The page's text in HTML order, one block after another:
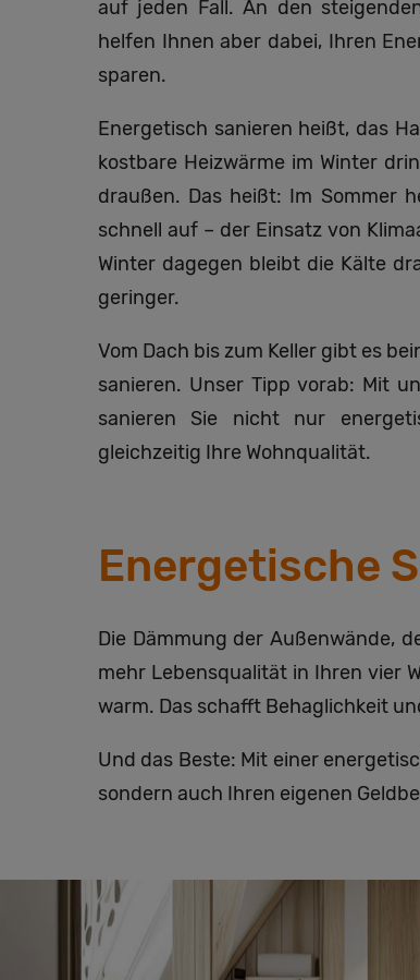
auf jeden Fall. An den
helfen Ihnen aber dabei, Ihren
sparen.
Energetisch sanieren heißt, das
kostbare Heizwärme im Winter
draußen. Das heißt: Im Sommer
schnell auf – der Einsatz von
Winter dagegen bleibt die Kälte
geringer.
Vom Dach bis zum Keller gibt es
sanieren. Unser Tipp vorab: Mit
sanieren Sie nicht nur
gleichzeitig Ihre Wohnqualität.
Energetische
Die Dämmung der Außenwände,
mehr Lebensqualität in Ihren vier
warm. Das schafft Behaglichkeit
Und das Beste: Mit einer
sondern auch Ihren eigenen